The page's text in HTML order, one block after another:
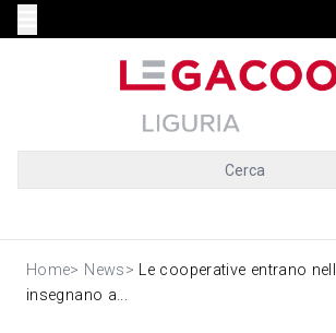
Cerca
Home> News> Le cooperative entrano
insegnano a...